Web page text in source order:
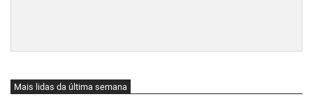
Mais lidas da última semana